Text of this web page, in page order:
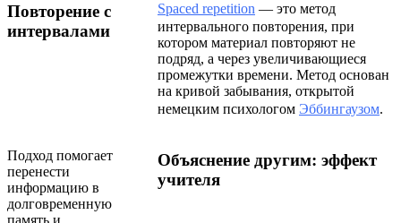
Повторение с
интервалами
Spaced repetition — это метод
интервального повторения, при
котором материал повторяют не
подряд, а через увеличивающиеся
промежутки времени. Метод основан
на кривой забывания, открытой
немецким психологом Эббингаузом.
Подход помогает
перенести
информацию в
долговременную
Объяснение другим: эффект
учителя